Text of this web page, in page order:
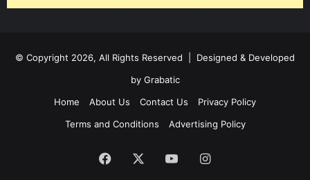
© Copyright 2026, All Rights Reserved | Designed & Developed
by Grabatic
Home
About Us Contact Us
Privacy Policy
Terms and Conditions
Advertising Policy
Facebook YouTubeInstagram